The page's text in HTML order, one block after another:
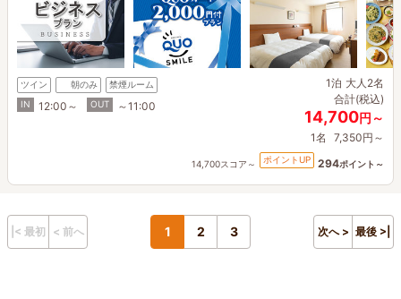
ツイン 朝のみ
禁煙ルーム
IN
12:00～ OUT ～11:00
1泊 大人2名
合計(税込)
14,700円～
1名 7,350円～
14,700スコア～ ポイントUP 294ポイント～
|< 最初 < 前へ 1 2 3 次へ > 最後 >|